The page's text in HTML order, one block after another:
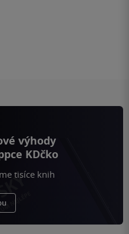
výhody
KDčko
tisíce knih